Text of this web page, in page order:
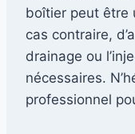
boîtier peut être
cas contraire,
drainage ou
nécessaires.
professionnel